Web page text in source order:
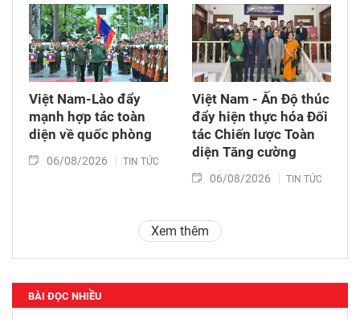
Việt Nam-Lào đẩy
mạnh hợp tác toàn
diện về quốc phòng
06/08/2026 TIN TỨC
Việt Nam - Ấn Độ thúc
đẩy hiện thực hóa Đối
tác Chiến lược Toàn
diện Tăng cường
06/08/2026 TIN TỨC
Xem thêm
BÀI ĐỌC NHIỀU